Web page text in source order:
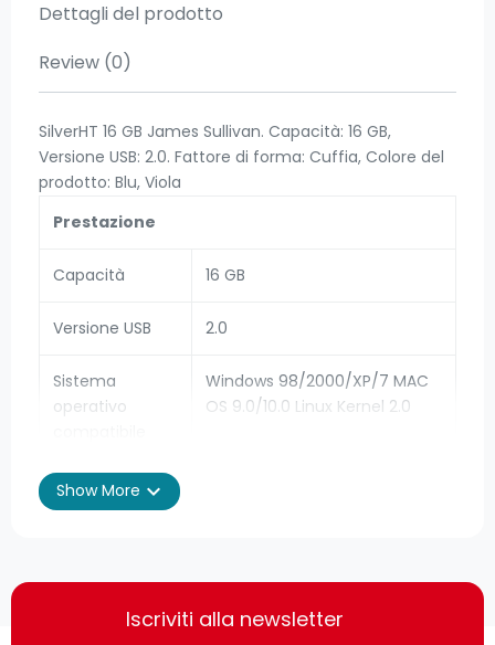
Dettagli del prodotto
Review (0)
SilverHT 16 GB James Sullivan. Capacità: 16 GB,
Versione USB: 2.0. Fattore di forma: Cuffia, Colore del
prodotto: Blu, Viola
Prestazione
Capacità 16 GB
Versione USB 2.0
Sistema
operativo
Windows 98/2000/XP/7 MAC
OS 9.0/10.0 Linux Kernel 2.0
Design
Colore del
Blu, Viola
Show More expand_more
Iscriviti alla newsletter